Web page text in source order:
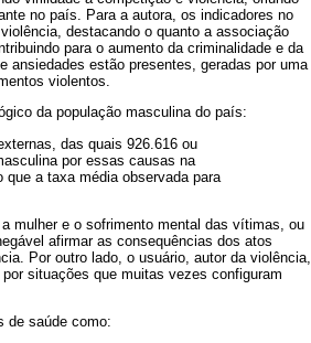
no país. Para a autora, os indicadores no
destacando o quanto a associação
para o aumento da criminalidade e da
estão presentes, geradas por uma
violentos.
da população masculina do país:
das quais 926.616 ou
por essas causas na
a taxa média observada para
mulher e o sofrimento mental das vítimas, ou
afirmar as consequências dos atos
Por outro lado, o usuário, autor da violência,
situações que muitas vezes configuram
de saúde como: